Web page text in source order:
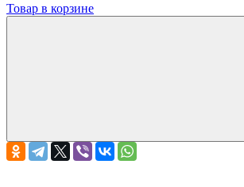
Товар в корзине